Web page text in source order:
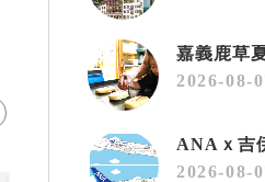
2026-08-
2026-08-